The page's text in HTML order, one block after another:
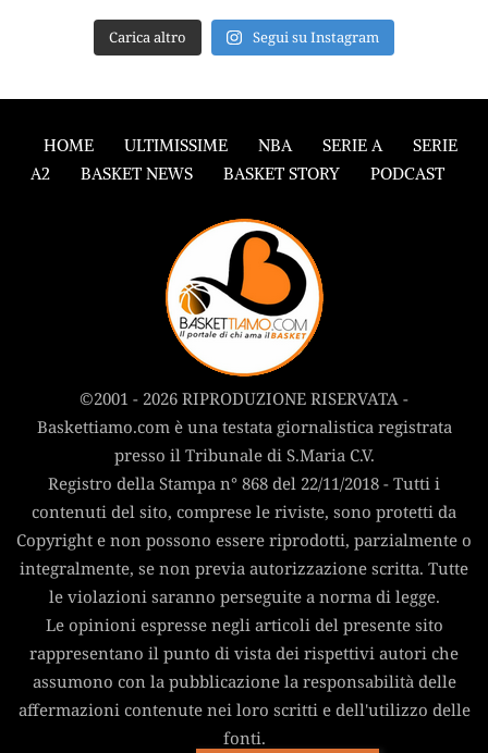
Carica altro Segui su Instagram
HOME ULTIMISSIME NBA SERIE A
SERIE
A2
BASKET NEWS BASKET STORY PODCAST
©2001 - 2026 RIPRODUZIONE RISERVATA -
Baskettiamo.com è una testata giornalistica registrata
presso il Tribunale di S.Maria C.V.
Registro della Stampa n° 868 del 22/11/2018 - Tutti i
contenuti del sito, comprese le riviste, sono protetti da
Copyright e non possono essere riprodotti, parzialmente o
integralmente, se non previa autorizzazione scritta. Tutte
le violazioni saranno perseguite a norma di legge.
Le opinioni espresse negli articoli del presente sito
rappresentano il punto di vista dei rispettivi autori che
assumono con la pubblicazione la responsabilità delle
affermazioni contenute nei loro scritti e dell'utilizzo delle
fonti.